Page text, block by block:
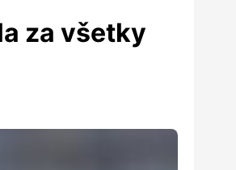
za všetky